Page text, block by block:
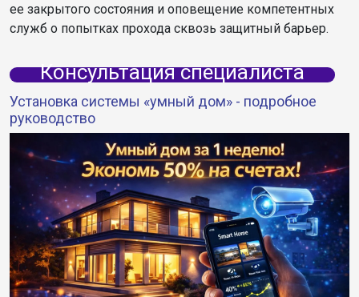
ее закрытого состояния и оповещение компетентных
служб о попытках прохода сквозь защитный барьер.
Консультация специалиста
Установка системы «умный дом» - подробное
руководство